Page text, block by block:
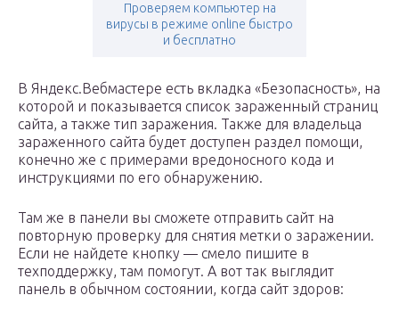
Проверяем компьютер на
вирусы в режиме online быстро
и бесплатно
В Яндекс.Вебмастере есть вкладка «Безопасность», на
которой и показывается список зараженный страниц
сайта, а также тип заражения. Также для владельца
зараженного сайта будет доступен раздел помощи,
конечно же с примерами вредоносного кода и
инструкциями по его обнаружению.
Там же в панели вы сможете отправить сайт на
повторную проверку для снятия метки о заражении.
Если не найдете кнопку — смело пишите в
техподдержку, там помогут. А вот так выглядит
панель в обычном состоянии, когда сайт здоров: